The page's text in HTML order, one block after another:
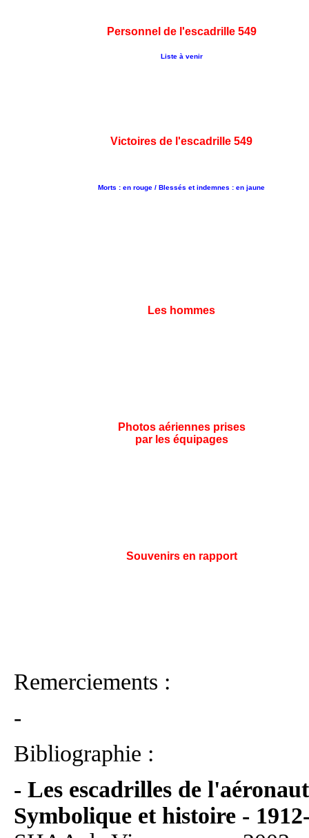
Personnel de l'escadrille 549
Liste à venir
Victoires de l'escadrille 549
Morts : en rouge / Blessés et indemnes : en jaune
Les hommes
Photos aériennes prises
par les équipages
Souvenirs en rapport
Remerciements :
-
Bibliographie :
- Les escadrilles de
Symbolique et histoire -